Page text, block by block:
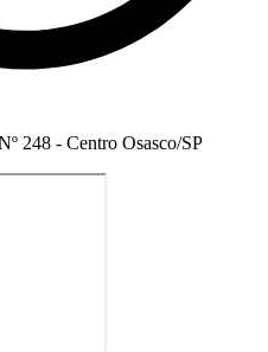
248 - Centro Osasco/SP